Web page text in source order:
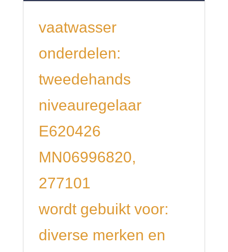
vaatwasser
onderdelen:
tweedehands
niveauregelaar
E620426
MN06996820,
277101
wordt gebuikt voor:
diverse merken en